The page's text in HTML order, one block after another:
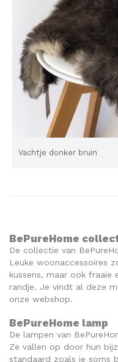
Vachtje donker bruin
BePureHome
De collectie van
Leuke woonaccessoires
kussens, maar ook fraaie
randje. Je vindt al deze
onze webshop.
BePureHome lamp
De lampen van
Ze vallen op door hun
standaard zoals je soms